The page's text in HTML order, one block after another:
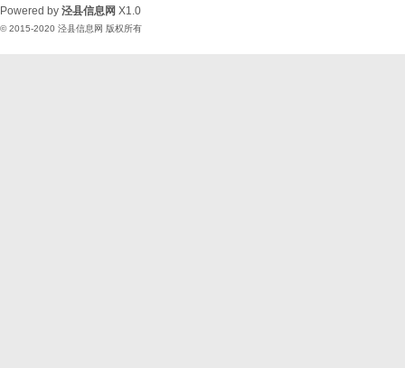
Powered by 泾县信息网 X1.0
© 2015-2020 泾县信息网 版权所有